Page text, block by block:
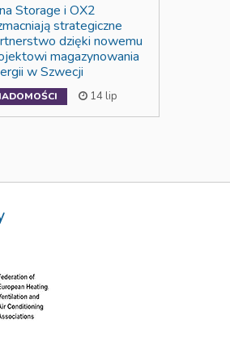
Storage i OX2
strategiczne
dzięki nowemu
magazynowania
w Szwecji
14 lip